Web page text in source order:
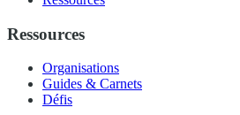
Ressources
Organisations
Guides & Carnets
Défis